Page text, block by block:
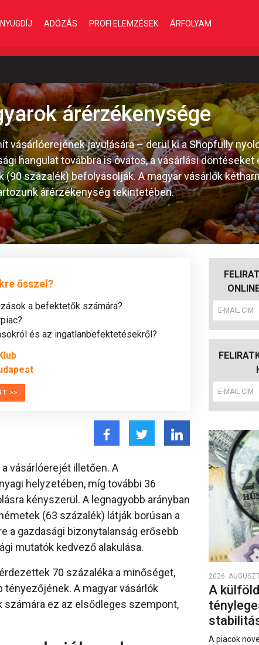
NYUGDÍJ ADÓZÁS PROFI ELEMZÉSEK ÁRFOLYAM
árérzékenysége
vásárlóerejének javulására – derül ki a Shopfully
hangulat továbbra is óvatos, a vásárlási döntéseket
százalék) befolyásolják. A magyar vásárlók
árérzékenység tekintetében.
ősszel?
a befektetők számára?
és az ingatlanbefektetésekről?
>>
vásárlóerejét illetően. A
helyzetében, míg további 36
kényszerül. A legnagyobb arányban
(63 százalék) látják borúsan a
a gazdasági bizonytalanság erősebb
mutatók kedvező alakulása.
70 százaléka a minőséget,
A magyar vásárlók
számára ez az elsődleges szempont,
2026.
A
A piacok